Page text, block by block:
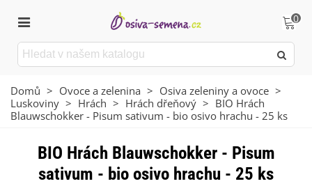
0
Domů > Ovoce a zelenina > Osiva zeleniny a ovoce >
Luskoviny > Hrách > Hrách dřeňový > BIO Hrách
Blauwschokker - Pisum sativum - bio osivo hrachu - 25 ks
BIO Hrách Blauwschokker - Pisum
sativum - bio osivo hrachu - 25 ks